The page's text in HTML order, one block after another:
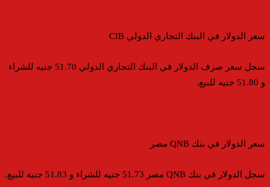
سعر الدولار في البنك التجاري الدولي CIB
سجل سعر صرف الدولار في البنك التجاري الدولي 51.70 جنيه للشراء
و 51.80 جنيه للبيع.
سعر الدولار في بنك QNB مصر
سجل الدولار في بنك QNB مصر 51.73 جنيه للشراء و 51.83 جنيه للبيع.